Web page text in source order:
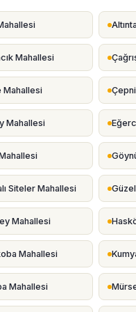
Mahallesi
Mahallesi
Mahallesi
Siteler Mahallesi
Mahallesi
Mahallesi
Mahallesi